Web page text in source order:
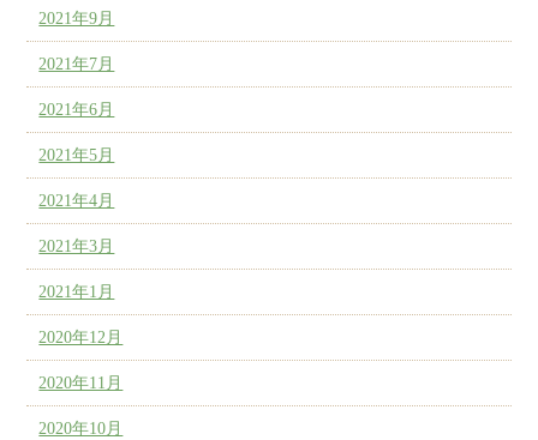
2021年9月
2021年7月
2021年6月
2021年5月
2021年4月
2021年3月
2021年1月
2020年12月
2020年11月
2020年10月